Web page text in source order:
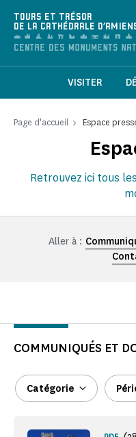
TOURS ET TRÉSOR
DE LA CATHÉDRALE
VISITER
Page d'accueil Espace
Retrouvez ici tous
Aller à :
COMMUNIQUÉS ET
Catégorie